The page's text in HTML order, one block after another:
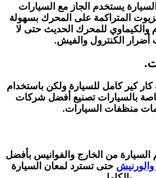
يستخدم الجاز مع السيارات
الزيوت المتراكمة على المحرك بسهولة
والكيماوي للمحرك الحديث حتى لا
أضرار الكنترول والفيش.
كير كامل للسيارة ولكن باستخدام
بالسيارات تصنيع أفضل شركات
منظفات السيارات.
السيارة من الخارج والفوانيس بأفضل
حتى تسترد لمعان السيارة